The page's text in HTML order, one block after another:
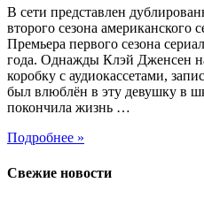
В сети представлен
второго сезона американского
Премьера первого сезона
года. Однажды Клэй Дженсен
коробку с аудиокассетами,
был влюблён в эту девушку в
покончила жизнь …
Подробнее »
Свежие новости